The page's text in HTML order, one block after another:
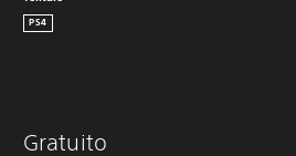
PS4
Gratuito